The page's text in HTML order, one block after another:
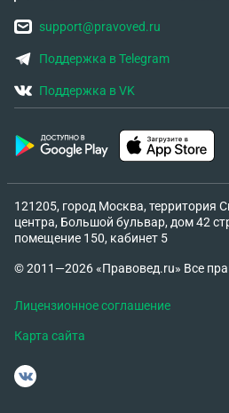
support@pravoved.ru
Поддержка в Telegram
Поддержка в VK
121205, город Москва, территория
центра, Большой бульвар, дом 42
помещение 150, кабинет 5
© 2011—2026 «Правовед.ru» Все
Лицензионное соглашение
Карта сайта